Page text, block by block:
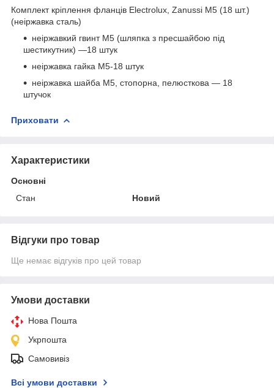
Комплект кріплення фланців Electrolux, Zanussi M5 (18 шт.)
(неіржавка сталь)
неіржавкий гвинт М5 (шляпка з пресшайбою під
шестикутник) —18 штук
неіржавка гайка М5-18 штук
неіржавка шайба М5, стопорна, пелюсткова — 18
штучок
Приховати
Характеристики
Основні
Стан
Новий
Відгуки про товар
Ще немає відгуків про цей товар
Умови доставки
Нова Пошта
Укрпошта
Самовивіз
Всі умови доставки